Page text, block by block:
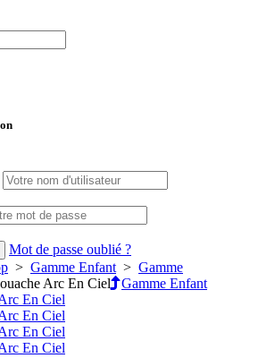
Mot de passe oublié ?
> Gamme Enfant > Gamme
Arc En Ciel Gamme Enfant